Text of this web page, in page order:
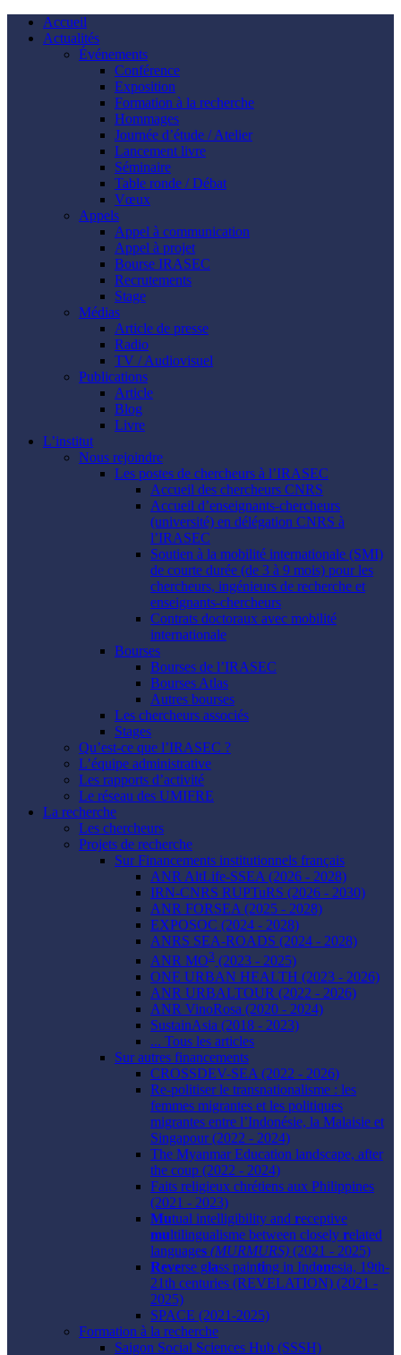
Accueil
Actualités
Événements
Conférence
Exposition
Formation à la recherche
Hommages
Journée d’étude / Atelier
Lancement livre
Séminaire
Table ronde / Débat
Vœux
Appels
Appel à communication
Appel à projet
Bourse IRASEC
Recrutements
Stage
Médias
Article de presse
Radio
TV / Audiovisuel
Publications
Article
Blog
Livre
L’institut
Nous rejoindre
Les postes de chercheurs à l’IRASEC
Accueil des chercheurs CNRS
Accueil d’enseignants-chercheurs
(université) en délégation CNRS à
l’IRASEC
Soutien à la mobilité internationale (SMI)
de courte durée (de 3 à 9 mois) pour les
chercheurs, ingénieurs de recherche et
enseignants-chercheurs
Contrats doctoraux avec mobilité
internationale
Bourses
Bourses de l’IRASEC
Bourses Atlas
Autres bourses
Les chercheurs associés
Stages
Qu’est-ce que l’IRASEC ?
L’équipe administrative
Les rapports d’activité
Le réseau des UMIFRE
La recherche
Les chercheurs
Projets de recherche
Sur Financements institutionnels français
ANR AltLife-SSEA (2026 - 2028)
IRN-CNRS RUPTuRS (2026 - 2030)
ANR FORSEA (2025 - 2028)
EXPOSOC (2024 - 2028)
ANRS SEA-ROADS (2024 - 2028)
ANR MO3 (2023 - 2025)
ONE URBAN HEALTH (2023 - 2026)
ANR URBALTOUR (2022 - 2026)
ANR VinoRosa (2020 - 2024)
SustainAsia (2018 - 2023)
... Tous les articles
Sur autres financements
CROSSDEV-SEA (2022 - 2026)
Re-politiser le transnationalisme : les
femmes migrantes et les politiques
migrantes entre l’Indonésie, la Malaisie et
Singapour (2022 - 2024)
The Myanmar Education landscape, after
the coup (2022 - 2024)
Faits religieux chrétiens aux Philippines
(2021 - 2023)
Mutual intelligibility and receptive
multilingualisme between closely related
languages (MURMURS) (2021 - 2025)
Reverse glass painting in Indonesia, 19th-
21th centuries (REVELATION) (2021 -
2025)
SPACE (2021-2025)
Formation à la recherche
Saigon Social Sciences Hub (SSSH)